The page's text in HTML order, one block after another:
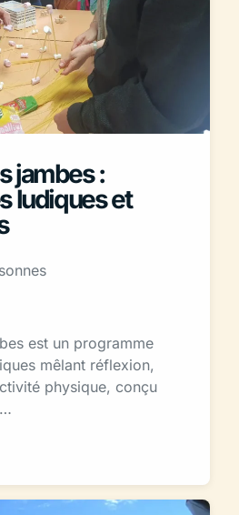
jambes :
ludiques et
est un programme
mêlant réflexion,
physique, conçu